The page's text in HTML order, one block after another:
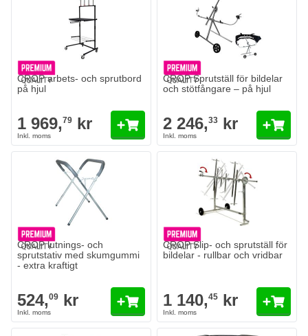
CROP arbets- och sprutbord
på hjul
1 969,79 kr
CROP Sprutställ för bildelar
och stötfångare – på hjul
2 246,33 kr
CROP lutnings- och
sprutstativ med skumgummi
- extra kraftigt
524,09 kr
CROP Slip- och sprutställ för
bildelar - rullbar och vridbar
1 140,45 kr